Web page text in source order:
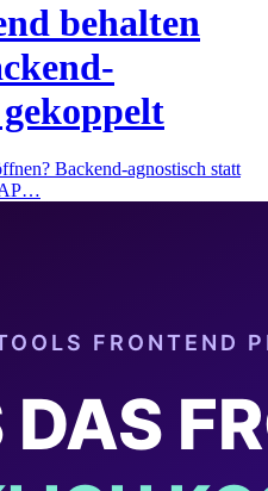
behalten
Backend-agnostisch statt
AP…